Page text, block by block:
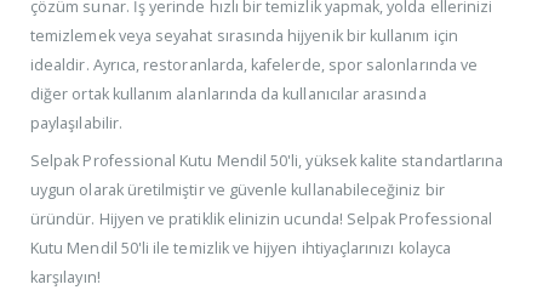
çözüm sunar. İş yerinde hızlı bir temizlik yapmak, yolda ellerinizi
temizlemek veya seyahat sırasında hijyenik bir kullanım için
idealdir. Ayrıca, restoranlarda, kafelerde, spor salonlarında ve
diğer ortak kullanım alanlarında da kullanıcılar arasında
paylaşılabilir.
Selpak Professional Kutu Mendil 50'li, yüksek kalite standartlarına
uygun olarak üretilmiştir ve güvenle kullanabileceğiniz bir
üründür. Hijyen ve pratiklik elinizin ucunda! Selpak Professional
Kutu Mendil 50'li ile temizlik ve hijyen ihtiyaçlarınızı kolayca
karşılayın!